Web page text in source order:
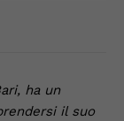
ha un
il suo